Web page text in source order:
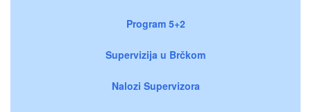
Program 5+2
Supervizija u Brčkom
Nalozi Supervizora